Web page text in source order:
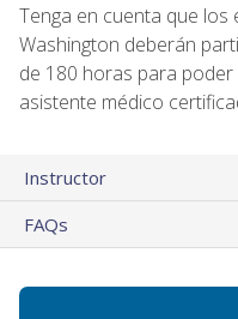
Tenga en cuenta que
Washington deberán
de 180 horas para
asistente médico
Instructor
FAQs